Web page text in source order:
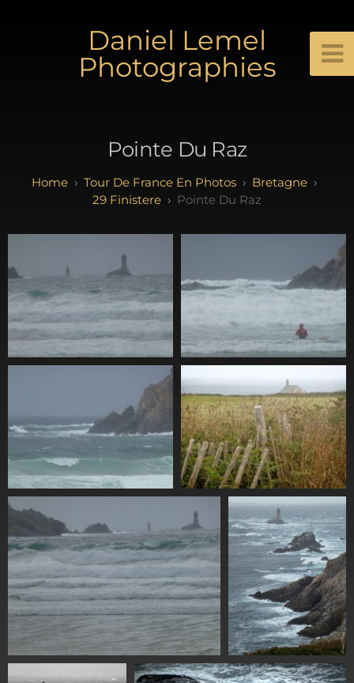
Daniel Lemel
Photographies
Pointe Du Raz
Tour De France En Photos
Bretagne
29 Finistere
Pointe Du Raz